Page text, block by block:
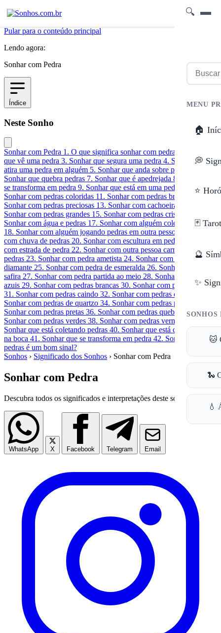
🔍
MENU
🏠
💭
⭐
🃏
🔮
✨
SONHOS
🐱
🐍
💧
Pular para o conteúdo principal
Lendo agora:
Sonhar com Pedra
Índice
Neste Sonho
Sonhar com Pedra 1. O que significa sonhar com pedra?
que vê uma pedra 3. Sonhar que segura uma pedra 4. Sonhar que
atira uma pedra em alguém 5. Sonhar que anda sobre pedras
Sonhar que quebra pedras 7. Sonhar que é apedrejada 8. Sonhar que
se transforma em pedra 9. Sonhar que está em uma pedreira
10.
Sonhar com pedras coloridas 11. Sonhar com pedras brilhantes
12.
Sonhar com pedras preciosas 13. Sonhar com cachoeira e pedras
Sonhar com pedras grandes 15. Sonhar com pedras cristais
Sonhar com água e pedras 17. Sonhar com alguém coletando pedras
18. Sonhar com alguém jogando pedras em outra pessoa
com chuva de pedras 20. Sonhar com escultura em pedra
com estrada de pedra 22. Sonhar com outra pessoa carregando
pedras 23. Sonhar com pedra ametista 24. Sonhar com pedra de
diamante 25. Sonhar com pedra de esmeralda 26. Sonhar com pedra
safira 27. Sonhar com pedra partida ao meio 28. Sonhar com pedras
azuis 29. Sonhar com pedras brancas 30. Sonhar com pedras brutas
31. Sonhar com pedras caindo 32. Sonhar com pedras de ouro
Sonhar com pedras de quartzo 34. Sonhar com pedras pequenas
Sonhar com pedras pretas 36. Sonhar com pedras quebradas37.
Sonhar com pedras verdes 38. Sonhar com pedras vermelhas
Sonhar que está coletando pedras 40. Sonhar que está com pedras
na boca 41. Sonhar que se transforma em pedra 42. Sonhar com
pedras é um bom sinal?
Sonhos › Significado dos Sonhos › Sonhar com Pedra
Sonhar com Pedra
Descubra todos os significados e interpretações deste sonho.
WhatsApp X Facebook Telegram Email